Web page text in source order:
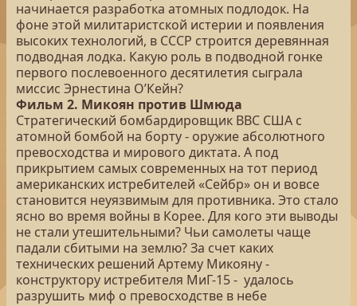
начинается разработка атомных подлодок. На
фоне этой милитаристской истерии и появления
высоких технологий, в СССР строится деревянная
подводная лодка. Какую роль в подводной гонке
первого послевоенного десятилетия сыграла
миссис Эрнестина О’Кейн?
Фильм 2. Микоян против Шмюда
Стратегический бомбардировщик ВВС США с
атомной бомбой на борту - оружие абсолютного
превосходства и мирового диктата. А под
прикрытием самых современных на тот период
американских истребителей «Сейбр» он и вовсе
становится неуязвимым для противника. Это стало
ясно во время войны в Корее. Для кого эти выводы
не стали утешительными? Чьи самолеты чаще
падали сбитыми на землю? За счет каких
технических решений Артему Микояну -
конструктору истребителя МиГ-15 - удалось
разрушить миф о превосходстве в небе